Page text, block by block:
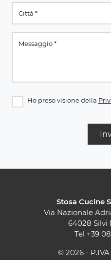
Ho preso visione della
Stosa Cucine
Via Nazionale
64028 Silvi
Tel +39
© 2026 -